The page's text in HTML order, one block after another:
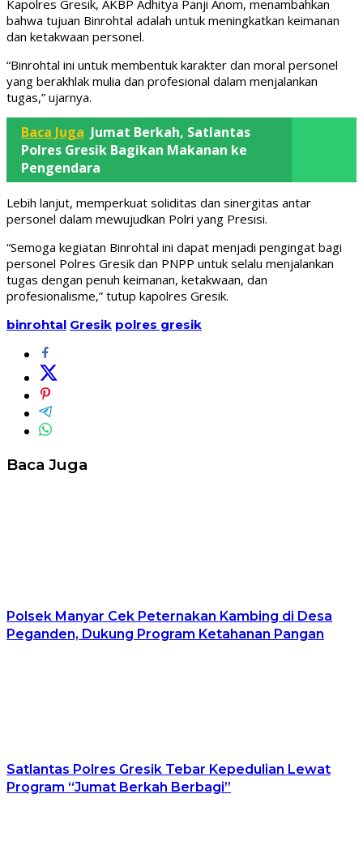
Kapolres Gresik, AKBP Adhitya Panji Anom, menambahkan
bahwa tujuan Binrohtal adalah untuk meningkatkan keimanan
dan ketakwaan personel.
“Binrohtal ini untuk membentuk karakter dan moral personel
yang berakhlak mulia dan profesional dalam menjalankan
tugas,” ujarnya.
Baca Juga Jumat Berkah, Satlantas
Polres Gresik Bagikan Makanan ke
Pengendara
Lebih lanjut, memperkuat soliditas dan sinergitas antar
personel dalam mewujudkan Polri yang Presisi.
“Semoga kegiatan Binrohtal ini dapat menjadi pengingat bagi
personel Polres Gresik dan PNPP untuk selalu menjalankan
tugas dengan penuh keimanan, ketakwaan, dan
profesionalisme,” tutup kapolres Gresik.
binrohtal Gresik polres gresik
Baca Juga
Polsek Manyar Cek Peternakan Kambing di Desa
Peganden, Dukung Program Ketahanan Pangan
Satlantas Polres Gresik Tebar Kepedulian Lewat
Program “Jumat Berkah Berbagi”